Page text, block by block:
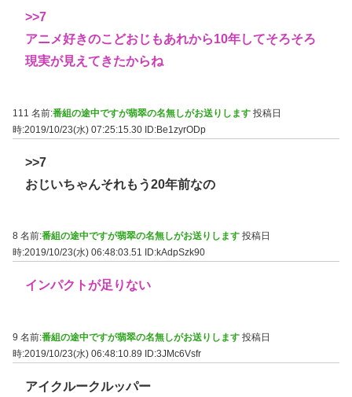
>>7
アニメ好きのこどおじもあれから10年してそろそろ
現実が見えてきたからね
111 名前:番組の途中ですが翡翠の名無しがお送りします 投稿日
時:2019/10/23(水) 07:25:15.30 ID:Be1zyrODp
>>7
おじいちゃんそれもう20年前なの
8 名前:番組の途中ですが翡翠の名無しがお送りします 投稿日
時:2019/10/23(水) 06:48:03.51
ID:kAdpSzk90
インパクトが足りない
9 名前:番組の途中ですが翡翠の名無しがお送りします 投稿日
時:2019/10/23(水) 06:48:10.89 ID:3JMc6Vsfr
アイクルークルッパー